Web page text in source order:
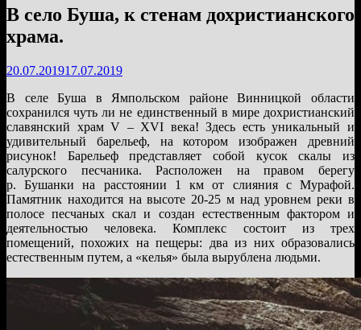
В село Буша, к стенам дохристианского
храма.
20.07.201917.07.2019
В селе Буша в Ямпольском районе Винницкой области
сохранился чуть ли не единственный в мире дохристианский
славянский храм V – ХVІ века! Здесь есть уникальный и
удивительный барельеф, на котором изображен древний
рисунок! Барельеф представляет собой кусок скалы из
салурского песчаника. Расположен на правом берегу
р. Бушанки на расстоянии 1 км от слияния с Мурафой.
Памятник находится на высоте 20-25 м над уровнем реки в
полосе песчаных скал и создан естественным фактором и
деятельностью человека. Комплекс состоит из трех
помещений, похожих на пещеры: два из них образовались
естественным путем, а «келья» была вырублена людьми.